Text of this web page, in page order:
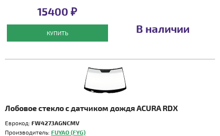
15400 ₽
КУПИТЬ В наличии
Лобовое стекло с датчиком дождя ACURA RDX
Еврокод: FW4273AGNCMV
Производитель: FUYAO (FYG)